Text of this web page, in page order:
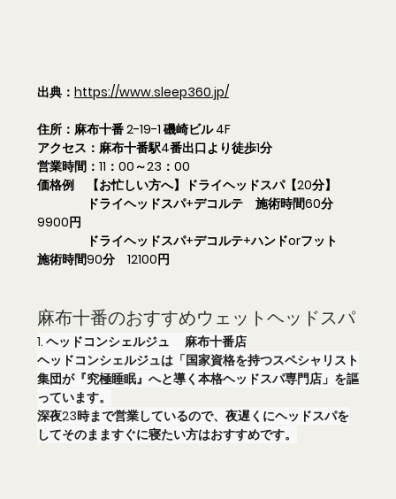
出典： https://www.sleep360.jp/
住所：麻布十番 2-19-1 磯崎ビル 4F
アクセス：麻布十番駅4番出口より徒歩1分
営業時間：11：00～23：00
価格例　【お忙しい方へ】ドライヘッドスパ【20分】
ドライヘッドスパ+デコルテ　施術時間60分
9900円
ドライヘッドスパ+デコルテ+ハンドorフット
施術時間90分　12100円
麻布十番のおすすめウェットヘッドスパ
1. ヘッドコンシェルジュ　 麻布十番店
ヘッドコンシェルジュは「国家資格を持つスペシャリスト
集団が『究極睡眠』へと導く本格ヘッドスパ専門店」を謳
っています。
深夜23時まで営業しているので、夜遅くにヘッドスパを
してそのまますぐに寝たい方はおすすめです。